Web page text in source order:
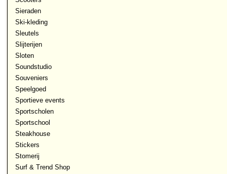
Sieraden
Ski-kleding
Sleutels
Slijterijen
Sloten
Soundstudio
Souveniers
Speelgoed
Sportieve events
Sportscholen
Sportschool
Steakhouse
Stickers
Stomerij
Surf & Trend Shop